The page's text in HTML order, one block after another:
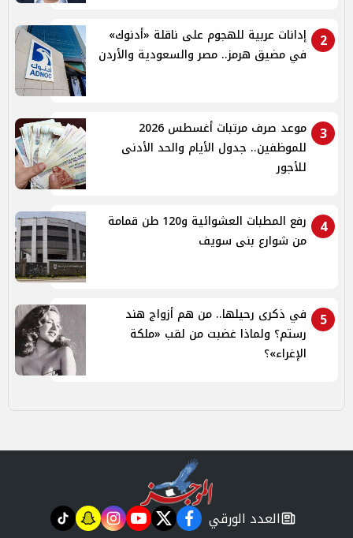
2
إدانات عربية للهجوم على ناقلة «أدنوك»
في مضيق هرمز.. مصر والسعودية والأردن
3
موعد صرف مرتبات أغسطس 2026
للموظفين.. جدول الأيام والحد الأدنى
للأجور
4
رفع المطبات العشوائية و120 طن قمامة
من شوارع بنى سويف
5
في ذكرى رحيلها.. من هم أزواج هند
رستم؟ ولماذا غضبت من لقب «ملكة
الإغراء»؟
newspaper
العدد الورقي facebook
twitter
youtube
instagram
snapchat
tiktok